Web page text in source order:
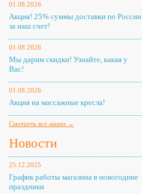
01.08.2026
Акция! 25% суммы доставки по России
за наш счет!
01.08.2026
Мы дарим скидки! Узнайте, какая у
Вас!
01.08.2026
Акция на массажные кресла!
Смотреть все акции →
Новости
25.12.2025
График работы магазина в новогодние
праздники